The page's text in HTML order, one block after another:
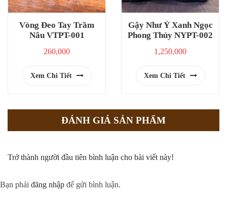
Vòng Đeo Tay Trầm
Nâu VTPT-001
260,000
Xem Chi Tiết
Gậy Như Ý Xanh Ngọc
Phong Thủy NYPT-002
1,250,000
Xem Chi Tiết
ĐÁNH GIÁ SẢN PHẨM
Trở thành người đầu tiên bình luận cho bài viết này!
Bạn phải đăng nhập để gửi bình luận.